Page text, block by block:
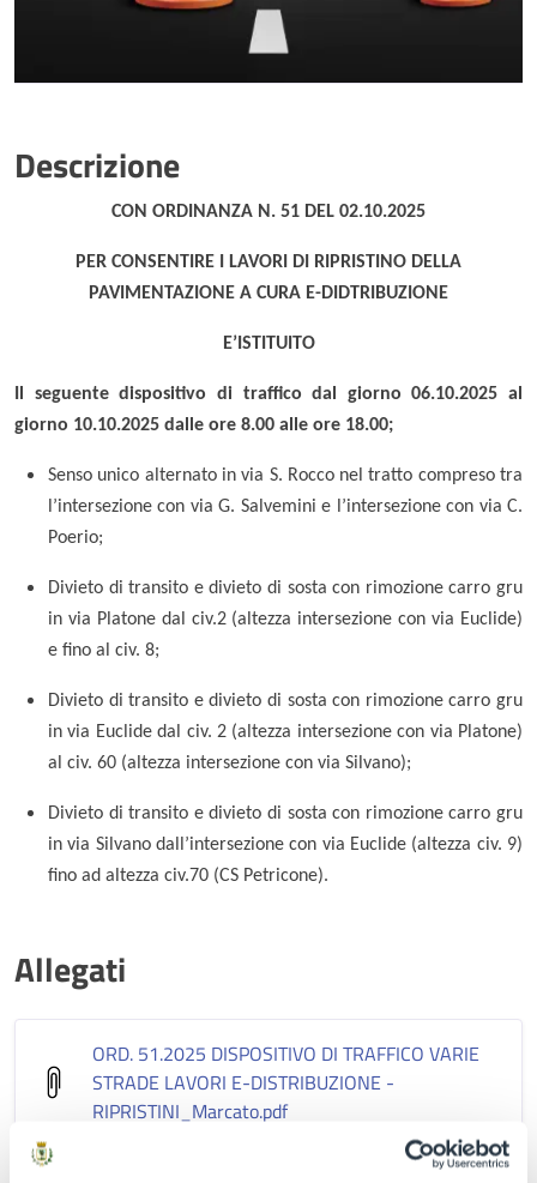
Descrizione
CON ORDINANZA N. 51 DEL 02.10.2025
PER CONSENTIRE I LAVORI DI RIPRISTINO DELLA
PAVIMENTAZIONE A CURA E-DIDTRIBUZIONE
E’ISTITUITO
Il seguente dispositivo di traffico dal giorno 06.10.2025 al
giorno 10.10.2025 dalle ore 8.00 alle ore 18.00;
Senso unico alternato in via S. Rocco nel tratto compreso tra
l’intersezione con via G. Salvemini e l’intersezione con via C.
Poerio;
Divieto di transito e divieto di sosta con rimozione carro gru
in via Platone dal civ.2 (altezza intersezione con via Euclide)
e fino al civ. 8;
Divieto di transito e divieto di sosta con rimozione carro gru
in via Euclide dal civ. 2 (altezza intersezione con via Platone)
al civ. 60 (altezza intersezione con via Silvano);
Divieto di transito e divieto di sosta con rimozione carro gru
in via Silvano dall’intersezione con via Euclide (altezza civ. 9)
fino ad altezza civ.70 (CS Petricone).
Allegati
ORD. 51.2025 DISPOSITIVO DI TRAFFICO VARIE
STRADE LAVORI E-DISTRIBUZIONE -
RIPRISTINI_Marcato.pdf